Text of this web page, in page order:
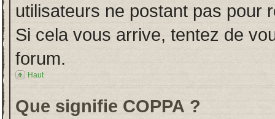
utilisateurs ne postant pas pour
Si cela vous arrive, tentez de
forum.
Haut
Que signifie COPPA ?